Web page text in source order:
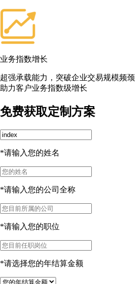
业务指数增长
超强承载能力，突破企业交易规模频颈
助力客户业务指数级增长
免费获取定制方案
*请输入您的姓名
*请输入您的公司全称
*请输入您的职位
*请选择您的年结算金额